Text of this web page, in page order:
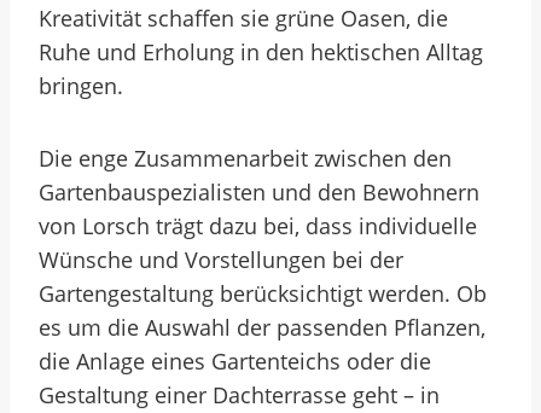
Kreativität schaffen sie grüne Oasen, die
Ruhe und Erholung in den hektischen Alltag
bringen.
Die enge Zusammenarbeit zwischen den
Gartenbauspezialisten und den Bewohnern
von Lorsch trägt dazu bei, dass individuelle
Wünsche und Vorstellungen bei der
Gartengestaltung berücksichtigt werden. Ob
es um die Auswahl der passenden Pflanzen,
die Anlage eines Gartenteichs oder die
Gestaltung einer Dachterrasse geht – in